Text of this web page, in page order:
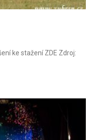
ke stažení ZDE Zdroj: